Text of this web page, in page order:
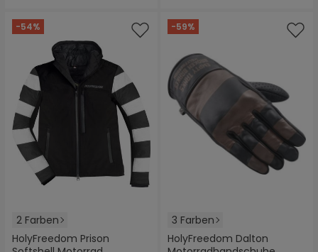
-54%
2 Farben
HolyFreedom Prison
-59%
3 Farben
HolyFreedom Dalton